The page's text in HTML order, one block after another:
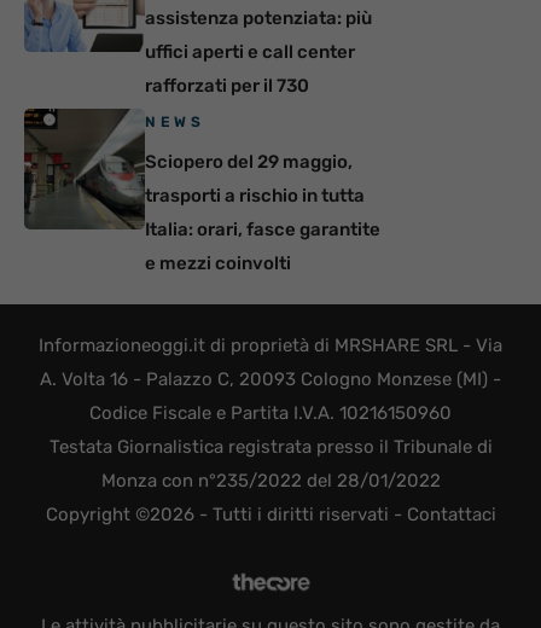
assistenza potenziata: più
uffici aperti e call center
rafforzati per il 730
NEWS
Sciopero del 29 maggio,
trasporti a rischio in tutta
Italia: orari, fasce garantite
e mezzi coinvolti
Informazioneoggi.it di proprietà di MRSHARE SRL - Via
A. Volta 16 - Palazzo C, 20093 Cologno Monzese (MI) -
Codice Fiscale e Partita I.V.A. 10216150960
Testata Giornalistica registrata presso il Tribunale di
Monza con n°235/2022 del 28/01/2022
Copyright ©2026 - Tutti i diritti riservati - Contattaci